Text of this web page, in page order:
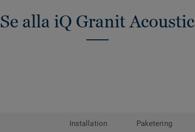
Se alla iQ Granit Acoustic
Installation Paketering